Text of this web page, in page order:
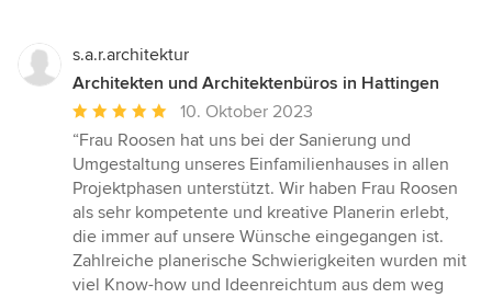
s.a.r.architektur
Architekten und Architektenbüros in Hattingen
Durchschnittliche
Bewertung:
5
von
5
Sternen
10. Oktober 2023
“Frau Roosen hat uns bei der Sanierung und
Umgestaltung unseres Einfamilienhauses in allen
Projektphasen unterstützt. Wir haben Frau Roosen
als sehr kompetente und kreative Planerin erlebt,
die immer auf unsere Wünsche eingegangen ist.
Zahlreiche planerische Schwierigkeiten wurden mit
viel Know-how und Ideenreichtum aus dem weg